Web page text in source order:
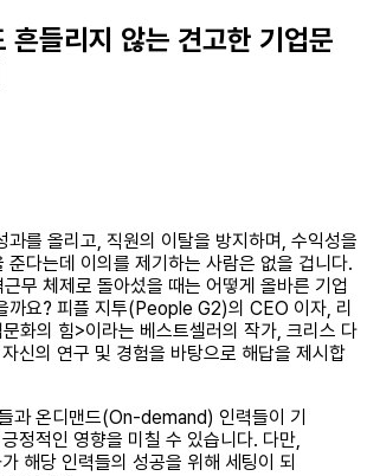
흔들리지 않는 견고한 기업문
과를 올리고, 직원의 이탈을 방지하며, 수익성을
준다는데 이의를 제기하는 사람은 없을 겁니다.
무 체제로 돌아섰을 때는 어떻게 올바른 기업
까요? 피플 지투(People G2)의 CEO 이자, 리
화의 힘>이라는 베스트셀러의 작가, 크리스 다
신의 연구 및 경험을 바탕으로 해답을 제시합
과 온디맨드(On-demand) 인력들이 기
정적인 영향을 미칠 수 있습니다. 다만,
해당 인력들의 성공을 위해 세팅이 되